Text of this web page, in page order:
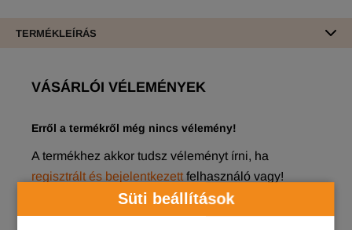
Süti beállítások
TERMÉKLEÍRÁS
VÁSÁRLÓI VÉLEMÉNYEK
Erről a termékről még nincs vélemény!
A termékhez akkor tudsz véleményt írni, ha
regisztrált és bejelentkezett felhasználó vagy!